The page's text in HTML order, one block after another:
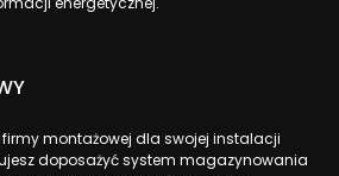
montażowej dla swojej instalacji
doposażyć system magazynowania